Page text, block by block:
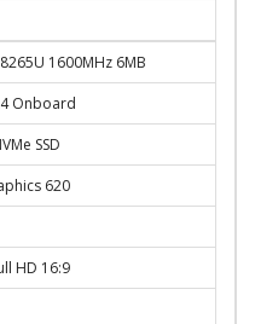
1600MHz 6MB
Onboard
SSD
620
HD 16:9